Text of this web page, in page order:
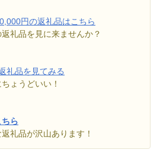
円の返礼品はこちら
礼品を見に来ませんか？
礼品を見てみる
ょうどいい！
ら
礼品が沢山あります！